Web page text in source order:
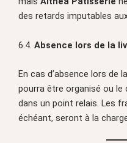
des retards imputables
6.4. Absence lors de la
En cas d’absence lors de
pourra être organisé ou
dans un point relais. Les
échéant, seront à la